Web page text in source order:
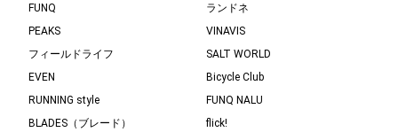
FUNQ
ランドネ
PEAKS
VINAVIS
フィールドライフ
SALT WORLD
EVEN
Bicycle Club
RUNNING style
FUNQ NALU
BLADES（ブレード）
flick!